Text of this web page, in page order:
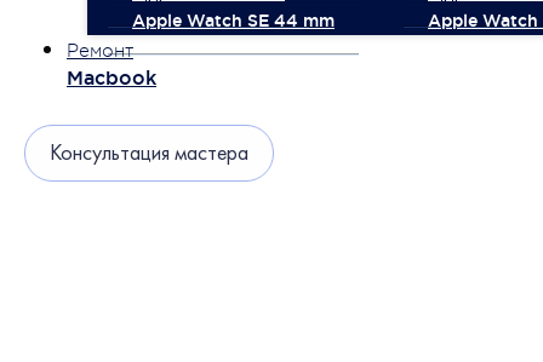
Apple Watch SE 44 mm
Apple Watch
Ремонт
Macbook
Консультация мастера